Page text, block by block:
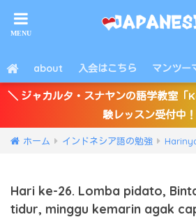
about 入会はこちら マンツー
＼ ジャカルタ・スナヤンの語学教室
験レッスン受付中
ホーム インドネシア語の勉強
Hari ke-26. Lomba pidato,
tidur, minggu kemarin agak